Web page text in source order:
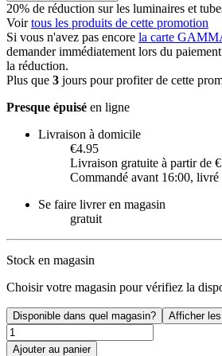
20% de réduction sur les luminaires et
Voirtous les produits de cette promotion
Si vous n'avez pas encore la carte
demander immédiatement lors du
la réduction.
Plus que 3 jours pour profiter de cette
Presque épuisé en ligne
Livraison à domicile
€4.95
Livraison gratuite à partir de
Commandé avant 16:00, livré
Se faire livrer en magasin
gratuit
Stock en magasin
Choisir votre magasin pour vérifiez la
Disponible dans quel magasin? Afficher
Ajouter au panier